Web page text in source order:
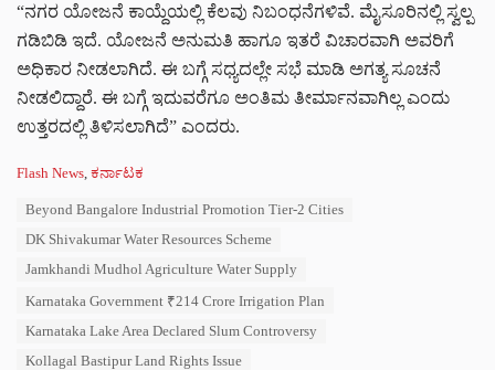
“ನಗರ ಯೋಜನೆ ಕಾಯ್ದೆಯಲ್ಲಿ ಕೆಲವು ನಿಬಂಧನೆಗಳಿವೆ. ಮೈಸೂರಿನಲ್ಲಿ ಸ್ವಲ್ಪ
ಗಡಿಬಿಡಿ ಇದೆ. ಯೋಜನೆ ಅನುಮತಿ ಹಾಗೂ ಇತರೆ ವಿಚಾರವಾಗಿ ಅವರಿಗೆ
ಅಧಿಕಾರ ನೀಡಲಾಗಿದೆ. ಈ ಬಗ್ಗೆ ಸಧ್ಯದಲ್ಲೇ ಸಭೆ ಮಾಡಿ ಅಗತ್ಯ ಸೂಚನೆ
ನೀಡಲಿದ್ದಾರೆ. ಈ ಬಗ್ಗೆ ಇದುವರೆಗೂ ಅಂತಿಮ ತೀರ್ಮಾನವಾಗಿಲ್ಲ ಎಂದು
ಉತ್ತರದಲ್ಲಿ ತಿಳಿಸಲಾಗಿದೆ” ಎಂದರು.
C
Flash News ಕರ್ನಾಟಕ
Beyond Bangalore Industrial Promotion Tier-2 Cities
DK Shivakumar Water Resources Scheme
Jamkhandi Mudhol Agriculture Water Supply
Karnataka Government ₹214 Crore Irrigation Plan
Karnataka Lake Area Declared Slum Controversy
Kollagal Bastipur Land Rights Issue